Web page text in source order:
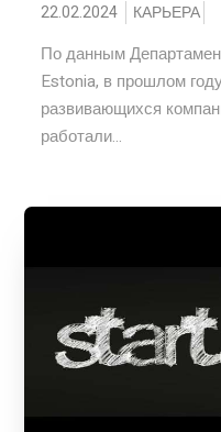
22.02.2024 КАРЬЕРА
По данным
Estonia, в прошлом
развивающихся
работали...